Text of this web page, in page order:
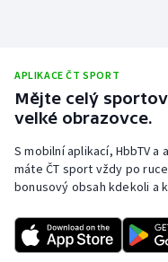
Ragby
Rychlobruslení
Rychlostní kanoistika
Short track
APLIKACE ČT SPORT
Mějte celý
velké obrazovce.
S mobilní aplikací, HbbTV
máte ČT sport vždy po
bonusový obsah kdekoli a